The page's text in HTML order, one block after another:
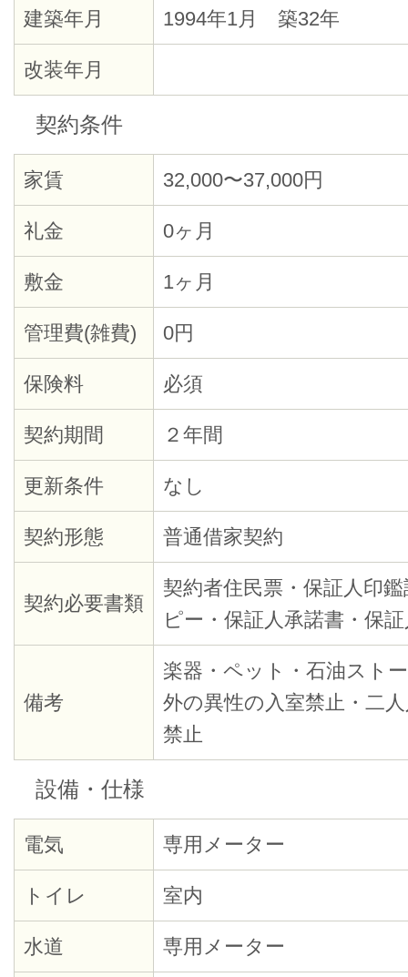
建築年月 1994年1月 築32年
改装年月
契約条件
家賃 32,000〜37,000円
礼金 0ヶ月
敷金 1ヶ月
管理費(雑費) 0円
保険料 必須
契約期間 ２年間
更新条件 なし
契約形態 普通借家契約
契約必要書類
契約者住民票・保証人印
ピー・保証人承諾書・保
備考
楽器・ペット・石油スト
外の異性の入室禁止・二
禁止
設備・仕様
電気 専用メーター
トイレ 室内
水道 専用メーター